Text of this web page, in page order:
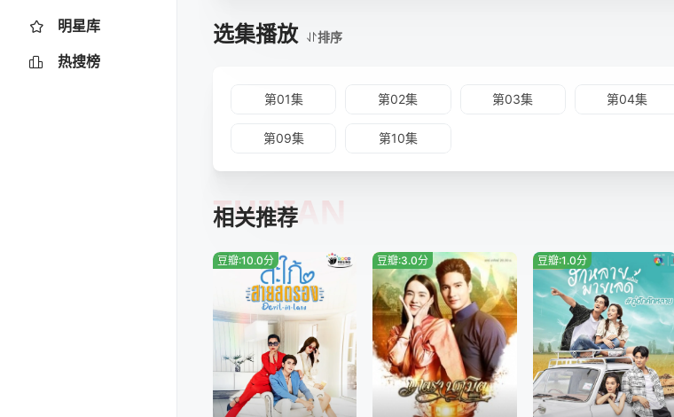
明星库
热搜榜
选集播放 排序
第01集 第02集 第03集 第04集
第09集 第10集
相关推荐
TUIJIAN
豆瓣:10.0分 豆瓣:3.0分 豆瓣:1.0分